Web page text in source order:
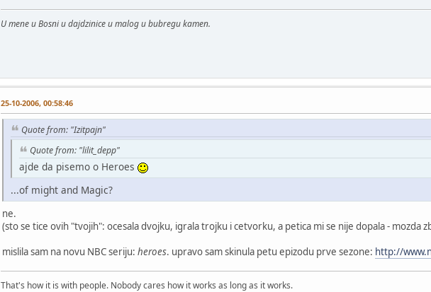
U mene u Bosni u dajdzinice u malog u bubregu kamen.
25-10-2006, 00:58:46
Quote from: "Izitpajn"
Quote from: "lilit_depp"
ajde da pisemo o Heroes
...of might and Magic?
ne.
(sto se tice ovih "tvojih": ocesala dvojku, igrala trojku i cetvorku, a petica mi se nije dopala - mozda
mislila sam na novu NBC seriju: heroes. upravo sam skinula petu epizodu prve sezone: http://
That's how it is with people. Nobody cares how it works as long as it works.